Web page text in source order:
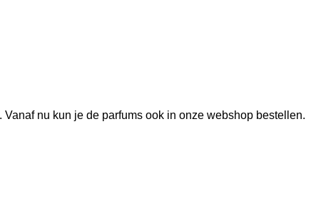
nu kun je de parfums ook in onze webshop bestellen.